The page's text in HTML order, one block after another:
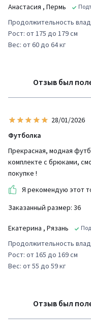
Анастасия , Пермь
Продолжительность
Рост: от 175 до 179 см
Вес: от 60 до 64 кг
Отзыв был
28/01/2026
Футболка
Прекрасная, модная
комплекте с брюками,
покупке !
Я рекомендую этот
Заказанный размер: 36
Екатерина , Рязань
Продолжительность
Рост: от 165 до 169 см
Вес: от 55 до 59 кг
Отзыв был